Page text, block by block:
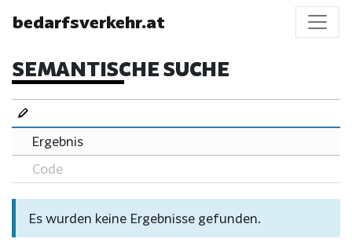
bedarfsverkehr.at
SEMANTISCHE SUCHE
Ergebnis
Code
Es wurden keine Ergebnisse gefunden.